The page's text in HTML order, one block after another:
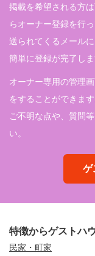
掲載を希望される方
らオーナー登録を行っ
送られてくるメール
簡単に登録が完了しま
オーナー専用の管理
をすることができます
ご不明な点や、質問
い。
ゲ
特徴からゲストハ
民家・町家